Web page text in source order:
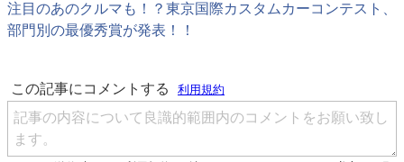
注目のあのクルマも！？東京国際カスタムカーコンテスト、
部門別の最優秀賞が発表！！